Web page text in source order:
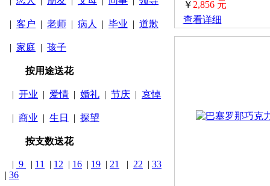
| 客户 | 老师 | 病人 | 毕业 | 道歉
| 家庭 | 孩子
按用途送花
| 开业 | 爱情 | 婚礼 | 节庆 | 哀悼
| 商业 | 生日 | 探望
按支数送花
| 9 | 11 | 12 | 16 | 19 | 21 | 22 | 33
| 36
￥ 2,856 元
查看详细